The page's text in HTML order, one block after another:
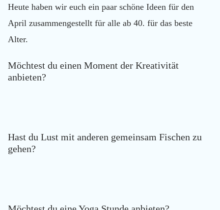
Heute haben wir euch ein paar schöne Ideen für den
April zusammengestellt für alle ab 40. für das beste
Alter.
Möchtest du einen Moment der Kreativität
anbieten?
Hast du Lust mit anderen gemeinsam Fischen zu
gehen?